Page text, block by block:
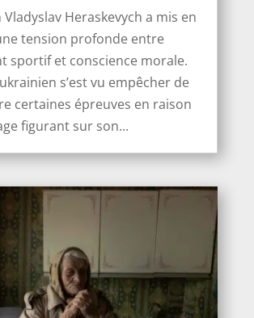
Heraskevych a mis en
tension profonde entre
sportif et conscience morale.
s’est vu empêcher de
certaines épreuves en raison
figurant sur son...